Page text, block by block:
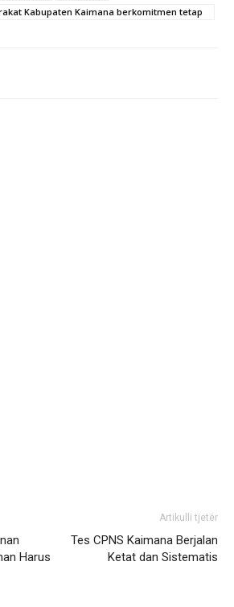
Kabupaten Kaimana berkomitmen tetap
Harus
Artikulli tjetër
Tes CPNS Kaimana Berjalan
Ketat dan Sistematis